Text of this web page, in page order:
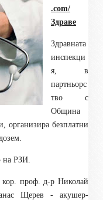
.com/
Здраве
Здравната
инспекци
я, в
партньорс
тво с
Община
организира безплатни
на РЗИ.
кор. проф. д-р Николай
Щерев - акушер-